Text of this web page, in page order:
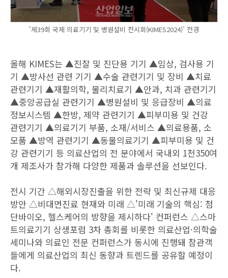
'제39회 국제 의료기기 및 병원설비 전시회(KIMES2024)’ 전경
올해 KIMES는 ▲진찰 및 진단용 기기 ▲임상, 검사용 기
기 ▲방사선 관련 기기 ▲수술 관련기기 및 장비 ▲치료
관련기기 ▲재활의학, 물리치료기 ▲안과, 치과 관련기기
▲중앙공급실 관련기기 ▲병원설비 및 응급장비 ▲의료
정보시스템 ▲한방, 제약 관련기기 ▲피부미용 및 건강
관련기기 ▲의료기기 부품, 소재/서비스 ▲의료용품, 소
모품 ▲방역 관련기기 ▲동물의료기기 ▲피부미용 및 건
강 관련기기 등 의료산업의 전 분야에서 국내외 1천350여
개 제조사가 참가해 다양한 제품과 솔루션을 선보인다.
전시 기간 △해외시장진출을 위한 전략 및 최신규제 대응
방안 △비대면진료 현재와 미래 △'미래 기술의 핵심: 첨
단바이오, 헬스케어의 방향을 제시하다' 컨퍼런스 △스마
트의료기기 상생포럼 3차 총회를 비롯한 의료산업·의학술
세미나와 의료인 전문 컨퍼런스가 동시에 진행돼 참관객
들에게 의료산업의 최신 동향과 트렌드를 공유할 예정이
다.